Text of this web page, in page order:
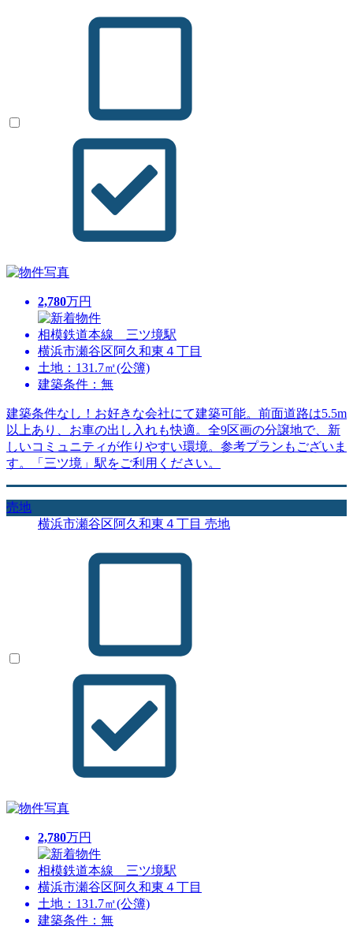
2,780万円
相模鉄道本線 三ツ境駅
横浜市瀬谷区阿久和東４丁目
土地：131.7㎡(公簿)
建築条件：無
建築条件なし！お好きな会社にて建築可能。前面道路は5.5m
以上あり、お車の出し入れも快適。全9区画の分譲地で、新
しいコミュニティが作りやすい環境。参考プランもございま
す。「三ツ境」駅をご利用ください。
売地
横浜市瀬谷区阿久和東４丁目 売地
2,780万円
相模鉄道本線 三ツ境駅
横浜市瀬谷区阿久和東４丁目
土地：131.7㎡(公簿)
建築条件：無